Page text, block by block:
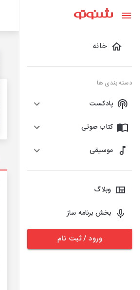
خانه
دسته بندی ها
پادکست
کتاب صوتی
موسیقی
وبلاگ
بخش برنامه ساز
ورود / ثبت نام